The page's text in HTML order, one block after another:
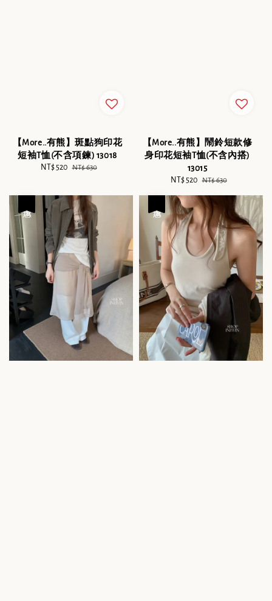
【More..有熊】斑點狗印花
短袖T恤(不含項鍊) 13018
Sale
NT$ 520 Regular
NT$ 630
【More..有熊】鬧鈴短款修
身印花短袖T恤(不含內搭)
13015
Sale
NT$ 520 Regular
NT$ 630